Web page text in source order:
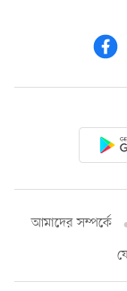
আমাদের সম্পর্কে